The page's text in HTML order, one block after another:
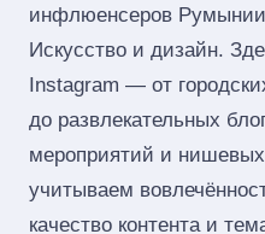
инфлюенсеров Румынии
Искусство и дизайн.
Instagram — от
до развлекательных
мероприятий и
учитываем
качество контента и